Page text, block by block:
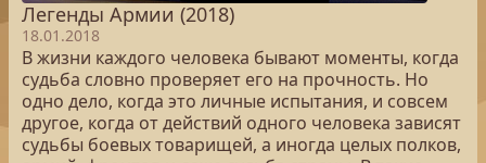
Легенды Армии (2018)
18.01.2018
В жизни каждого человека бывают моменты, когда
судьба словно проверяет его на прочность. Но
одно дело, когда это личные испытания, и совсем
другое, когда от действий одного человека зависят
судьбы боевых товарищей, а иногда целых полков,